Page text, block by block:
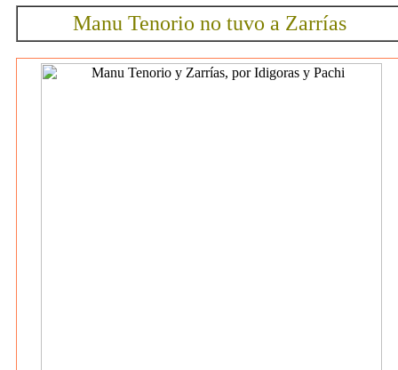
Manu Tenorio no tuvo a Zarrías